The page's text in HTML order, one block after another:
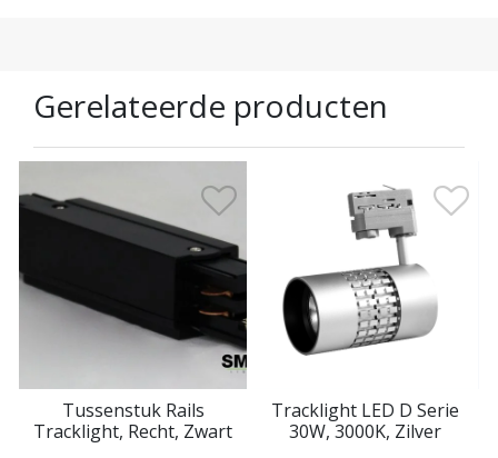
Gerelateerde producten
Tussenstuk Rails
Tracklight, Recht, Zwart
Tracklight LED D Serie
30W, 3000K, Zilver